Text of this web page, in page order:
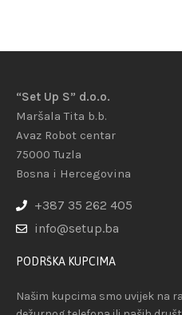
“Set Up S” d.o.o.
Maršala Tita b.b.
Avaz Robot centar
75000 Tuzla
Bosna i Hercegovina
+387 35 262 405
info@setup.ba
PODRŠKA KUPCIMA
Našim kupcima smo uvijek na